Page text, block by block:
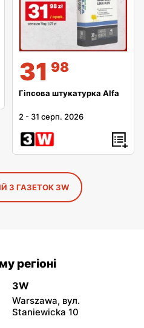
31 98
Гіпсова штукатурка Alfa
2 - 31 серп. 2026
З ГАЗЕТОК 3W
регіоні
3W
Warszawa, вул.
Staniewicka 10